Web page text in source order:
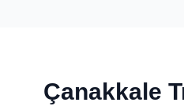
Çanakkale